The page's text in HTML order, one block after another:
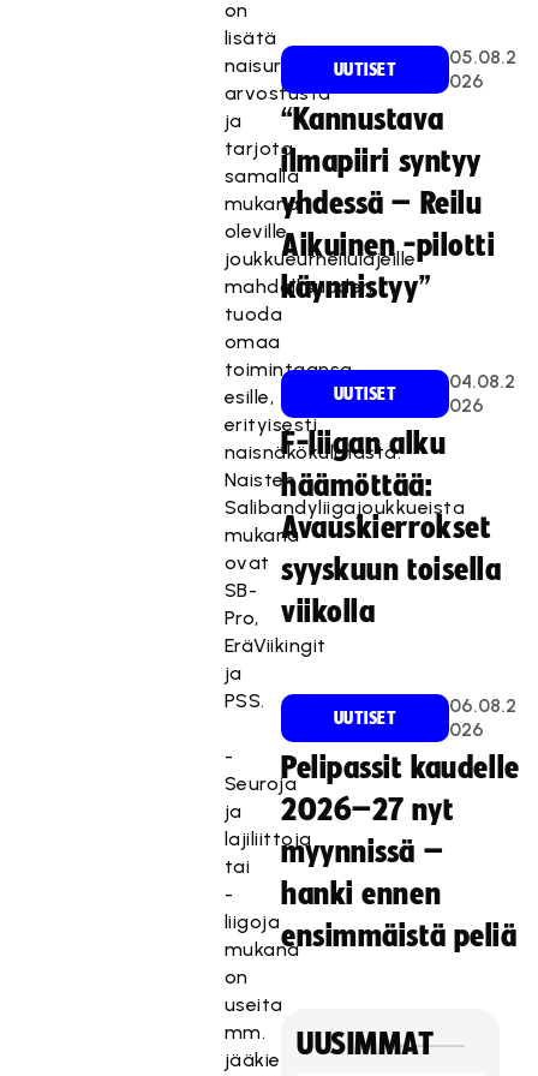
on
lisätä
naisurheilun
arvostusta
ja
tarjota
samalla
mukana
oleville
joukkueurheilulajeille
mahdollisuuden
tuoda
omaa
toimintaansa
esille,
erityisesti
naisnäkökulmasta.
Naisten
Salibandyliigajoukkueista
mukana
ovat
SB-
Pro,
EräViikingit
ja
PSS.
-
Seuroja
ja
lajiliittoja
tai
-
liigoja
mukana
on
useita
mm.
jääkiekko-,
UUTISET
05.08.2
026
“Kannustava
ilmapiiri syntyy
yhdessä – Reilu
Aikuinen -pilotti
käynnistyy”
UUTISET
04.08.2
026
F-liigan alku
häämöttää:
Avauskierrokset
syyskuun toisella
viikolla
UUTISET
06.08.2
026
Pelipassit kaudelle
2026–27 nyt
myynnissä –
hanki ennen
ensimmäistä peliä
UUSIMMAT